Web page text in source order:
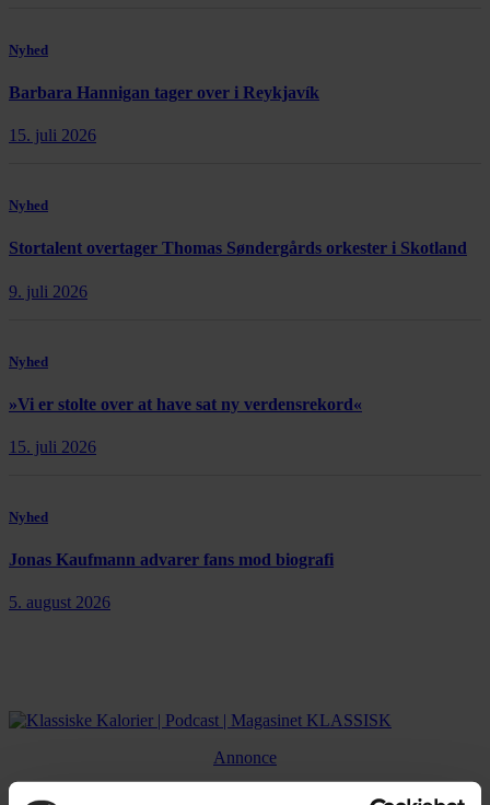
Nyhed
Barbara Hannigan tager over i Reykjavík
15. juli 2026
Nyhed
Stortalent overtager Thomas Søndergårds orkester i Skotland
9. juli 2026
Nyhed
»Vi er stolte over at have sat ny verdensrekord«
15. juli 2026
Nyhed
Jonas Kaufmann advarer fans mod biografi
5. august 2026
Annonce